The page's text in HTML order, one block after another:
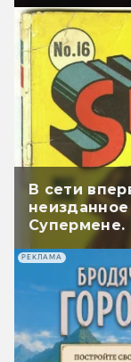
В сети
Супермене.
РЕКЛАМА